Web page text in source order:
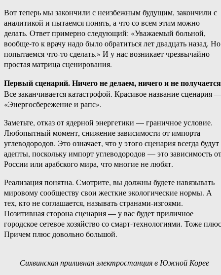
Вот теперь мы закончили с неизбежным будущим, закончили с
аналитикой и пытаемся понять, а что со всем этим можно
делать. Ответ примерно следующий: «Уважаемый больной,
вообще-​то к врачу надо было обратиться лет двадцать назад. Но
попытаемся что-​то сделать.» И у нас возникает чрезвычайно
простая матрица сценирования.
Первый сценарий. Ничего не делаем, ничего и не
Все заканчивается катастрофой. Красивое название сценария
«Энергосбережение и рапс».
Заметьте, отказ от ядерной энергетики — граничное условие.
Любопытный момент, снижение зависимости от импорта
углеводородов. Это означает, что у этого сценария всегда будут
адепты, поскольку импорт углеводородов — это зависимость от
России или арабского мира, что многие не любят.
Реализация понятна. Смотрите, вы должны будете навязывать
мировому сообществу свои жесткие экологические нормы. А
тех, кто не соглашается, называть странами-​изгоями.
Позитивная сторона сценария — у вас будет приличное
городское сетевое хозяйство со смарт-​технологиями. Тоже
Причем плюс довольно большой.
Сихвинская приливная электростанция в Южной Корее